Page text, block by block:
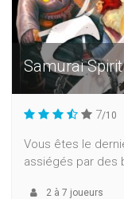
Samurai Spirit
7/10
Vous êtes le
assiégés par des
2 à 7 joueurs